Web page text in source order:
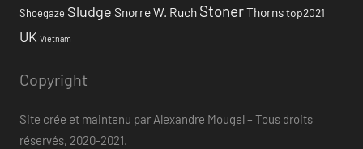
Shoegaze Sludge Snorre W. Ruch StonerThornstop2021
UK Vietnam
Copyright
Site crée et maintenu par Alexandre Mougel – Tous droits
réservés, 2020-2021.